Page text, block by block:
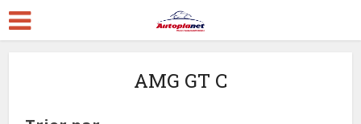
AMG GT C